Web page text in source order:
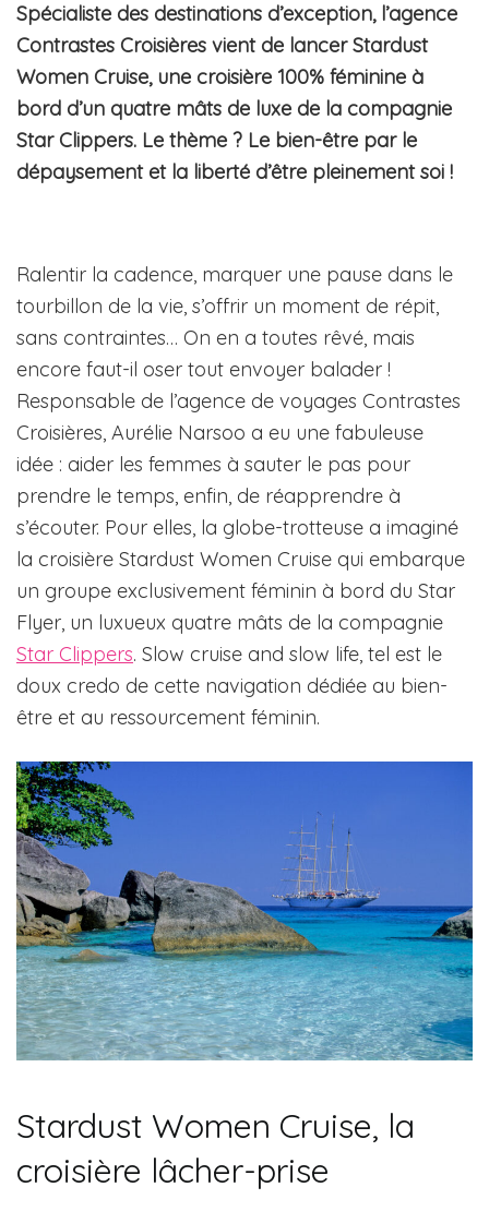
Spécialiste des destinations d’exception, l’agence
Contrastes Croisières vient de lancer Stardust
Women Cruise, une croisière 100% féminine à
bord d’un quatre mâts de luxe de la compagnie
Star Clippers. Le thème ? Le bien-être par le
dépaysement et la liberté d’être pleinement soi !
Ralentir la cadence, marquer une pause dans le
tourbillon de la vie, s’offrir un moment de répit,
sans contraintes… On en a toutes rêvé, mais
encore faut-il oser tout envoyer balader !
Responsable de l’agence de voyages Contrastes
Croisières, Aurélie Narsoo a eu une fabuleuse
idée : aider les femmes à sauter le pas pour
prendre le temps, enfin, de réapprendre à
s’écouter. Pour elles, la globe-trotteuse a imaginé
la croisière Stardust Women Cruise qui embarque
un groupe exclusivement féminin à bord du Star
Flyer, un luxueux quatre mâts de la compagnie
Star Clippers. Slow cruise and slow life, tel est le
doux credo de cette navigation dédiée au bien-
être et au ressourcement féminin.
Stardust Women Cruise, la
croisière lâcher-prise